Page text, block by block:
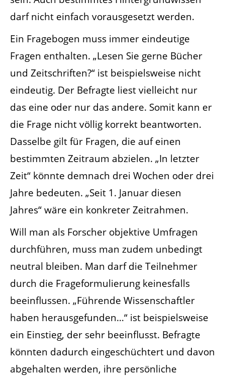
darf nicht einfach vorausgesetzt werden.
Ein Fragebogen muss immer eindeutige
Fragen enthalten. „Lesen Sie gerne Bücher
und Zeitschriften?“ ist beispielsweise nicht
eindeutig. Der Befragte liest vielleicht nur
das eine oder nur das andere. Somit kann er
die Frage nicht völlig korrekt beantworten.
Dasselbe gilt für Fragen, die auf einen
bestimmten Zeitraum abzielen. „In letzter
Zeit“ könnte demnach drei Wochen oder drei
Jahre bedeuten. „Seit 1. Januar diesen
Jahres“ wäre ein konkreter Zeitrahmen.
Will man als Forscher objektive Umfragen
durchführen, muss man zudem unbedingt
neutral bleiben. Man darf die Teilnehmer
durch die Frageformulierung keinesfalls
beeinflussen. „Führende Wissenschaftler
haben herausgefunden…“ ist beispielsweise
ein Einstieg, der sehr beeinflusst. Befragte
könnten dadurch eingeschüchtert und davon
abgehalten werden, ihre persönliche